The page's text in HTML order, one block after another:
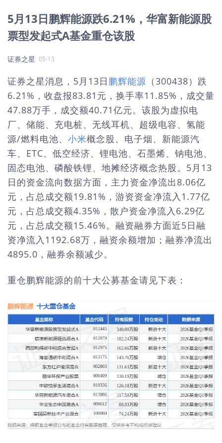
5月13日鹏辉能源跌6.21%，华富新能源股
票型发起式A基金重仓该股
证券之星 05-13
证券之星消息，5月13日 鹏辉能源 （300438）跌
6.21%，收盘报83.81元，换手率11.85%，成交量
47.88万手，成交额40.71亿元。该股为虚拟电
厂、储能、充电桩、无线耳机、超级电容、氢能
源/燃料电池、 小米概念股、电子烟、新能源汽
车、ETC、低空经济、锂电池、石墨烯、钠电池、
固态电池、磷酸铁锂、地摊经济概念热股。5月13
日的资金流向数据方面，主力资金净流出8.06亿
元，占总成交额19.81%，游资资金净流入1.77亿
元，占总成交额4.35%，散户资金净流入6.29亿
元，占总成交额15.46%。融资融券方面近5日融
资净流入1192.68万，融资余额增加；融券净流出
4895.0，融券余额减少。
重仓鹏辉能源的前十大公募基金请见下表：